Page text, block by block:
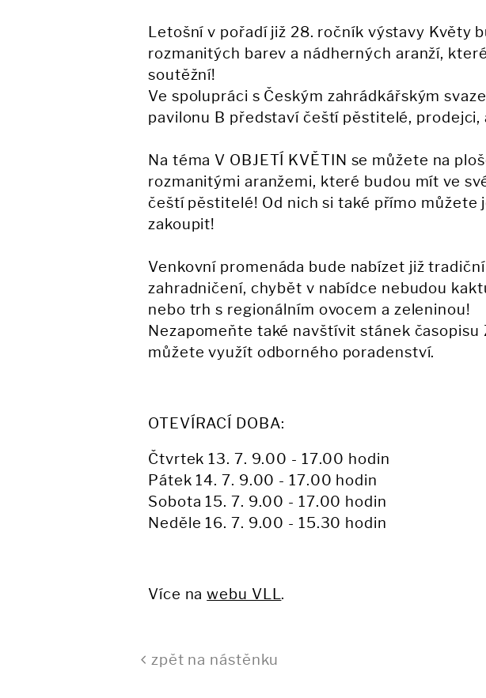
Letošní v pořadí již 28. ročník výstavy Květy
rozmanitých barev a nádherných aranží,
soutěžní!
Ve spolupráci s Českým zahrádkářským
pavilonu B představí čeští pěstitelé, prodejci,
Na téma V OBJETÍ KVĚTIN se můžete na
rozmanitými aranžemi, které budou mít ve
čeští pěstitelé! Od nich si také přímo můžete
zakoupit!
Venkovní promenáda bude nabízet již
zahradničení, chybět v nabídce nebudou
nebo trh s regionálním ovocem a zeleninou!
Nezapomeňte také navštívit stánek časopisu
můžete využít odborného poradenství.
OTEVÍRACÍ DOBA:
Čtvrtek 13. 7. 9.00 - 17.00 hodin
Pátek 14. 7. 9.00 - 17.00 hodin
Sobota 15. 7. 9.00 - 17.00 hodin
Neděle 16. 7. 9.00 - 15.30 hodin
Více nawebu VLL.
zpět na nástěnku